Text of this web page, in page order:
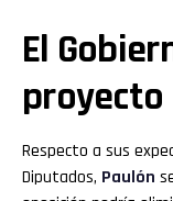
El
proyecto
Respecto a sus
Diputados, Paulón